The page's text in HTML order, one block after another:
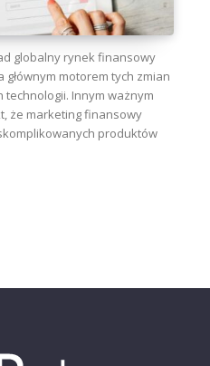
globalny rynek finansowy
głównym motorem tych zmian
Innym ważnym
że marketing finansowy
produktów